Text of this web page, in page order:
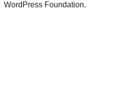
WordPress Foundation.